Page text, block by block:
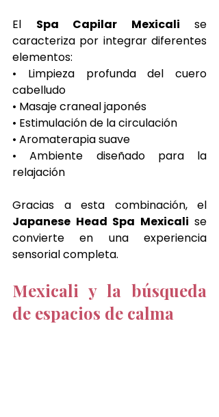
El Spa Capilar Mexicali se
caracteriza por integrar diferentes
elementos:
• Limpieza profunda del cuero
cabelludo
• Masaje craneal japonés
• Estimulación de la circulación
• Aromaterapia suave
• Ambiente diseñado para la
relajación
Japanese Head Spa Mexicali se
convierte en una experiencia
sensorial completa.
Mexicali y la búsqueda
de espacios de calma